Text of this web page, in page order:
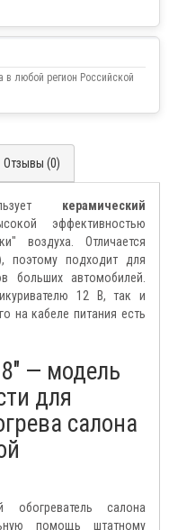
в любой регион Российской
Отзывы (0)
керамический
эффективностью
воздуха. Отличается
, поэтому подходит для
больших автомобилей.
12 В, так и
на кабеле питания есть
— модель
для
салона
салона
помощь штатному